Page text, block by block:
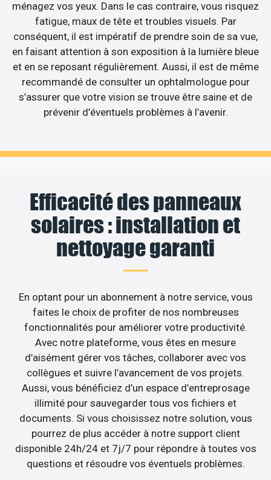
ménagez vos yeux. Dans le cas contraire, vous risquez
fatigue, maux de tête et troubles visuels. Par
conséquent, il est impératif de prendre soin de sa vue,
en faisant attention à son exposition à la lumière bleue
et en se reposant régulièrement. Aussi, il est de même
recommandé de consulter un ophtalmologue pour
s’assurer que votre vision se trouve être saine et de
prévenir d’éventuels problèmes à l’avenir.
Efficacité des panneaux
solaires : installation et
nettoyage garanti
En optant pour un abonnement à notre service, vous
faites le choix de profiter de nos nombreuses
fonctionnalités pour améliorer votre productivité.
Avec notre plateforme, vous êtes en mesure
d’aisément gérer vos tâches, collaborer avec vos
collègues et suivre l’avancement de vos projets.
Aussi, vous bénéficiez d’un espace d’entreprosage
illimité pour sauvegarder tous vos fichiers et
documents. Si vous choisissez notre solution, vous
pourrez de plus accéder à notre support client
disponible 24h/24 et 7j/7 pour répondre à toutes vos
questions et résoudre vos éventuels problèmes.